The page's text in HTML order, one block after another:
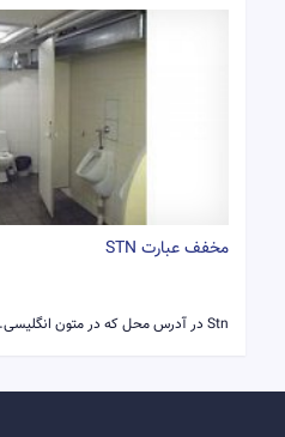
مخفف عبارت STN
Stn در آدرس‌ محل که در متون انگلیسی...